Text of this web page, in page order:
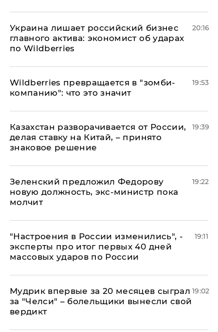
​Украина лишает российский бизнес
главного актива: экономист об ударах
по Wildberries
20:16
Wildberries превращается в "зомби-
компанию": что это значит
19:53
Казахстан разворачивается от России,
делая ставку на Китай, – принято
знаковое решение
19:39
Зеленский предложил Федорову
новую должность, экс-министр пока
молчит
19:22
"Настроения в России изменились", -
эксперты про итог первых 40 дней
массовых ударов по России
19:11
Мудрик впервые за 20 месяцев сыграл
за "Челси" – болельщики вынесли свой
вердикт
19:02